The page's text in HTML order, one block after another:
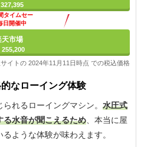
327,395
タイムセー
日開催中
天市場
255,200
イトの 2024年11月11日時点 での税込価格
なローイング体験
れるローイングマシン。 水圧式
る水音が聞こえるため、本当に屋
ような体験が味わえます。